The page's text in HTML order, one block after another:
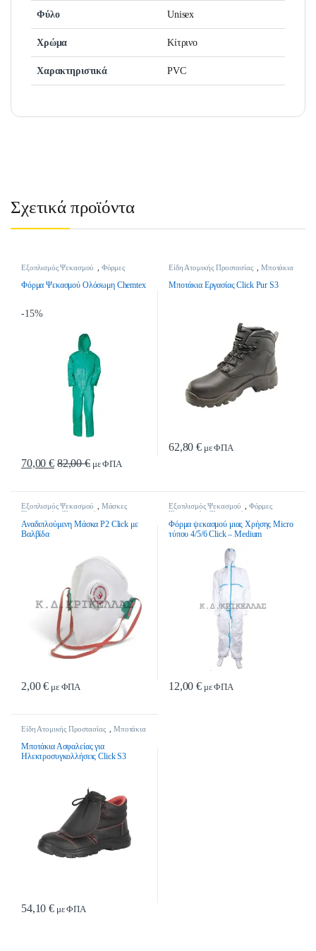
Φύλο Unisex
Χρώμα Κίτρινο
Χαρακτηριστικά PVC
Σχετικά προϊόντα
Εξοπλισμός Ψεκασμού
Φόρμες
Stock ,Ψεκαστικά
Φόρμα Ψεκασμού Ολόσωμη Chemtex
-15%
70,00€ 82,00€με ΦΠΑ
Είδη Ατομικής Προστασίας
Μποτάκια
Μποτάκια Εργασίας Click Pur S3
62,80€ με ΦΠΑ
Εξοπλισμός Ψεκασμού , Μάσκες
Ψεκασμού
,Ψεκαστικά
Αναδιπλούμενη Μάσκα P2 Click με
Βαλβίδα
2,00€ με ΦΠΑ
Εξοπλισμός Ψεκασμού , Φόρμες
Ψεκασμού
,Ψεκαστικά
Φόρμα ψεκασμού μιας Χρήσης Micro
τύπου 4/5/6 Click – Medium
12,00€ με ΦΠΑ
Είδη Ατομικής Προστασίας
Μποτάκια
Μποτάκια Ασφαλείας για
Ηλεκτροσυγκολλήσεις Click S3
54,10€ με ΦΠΑ